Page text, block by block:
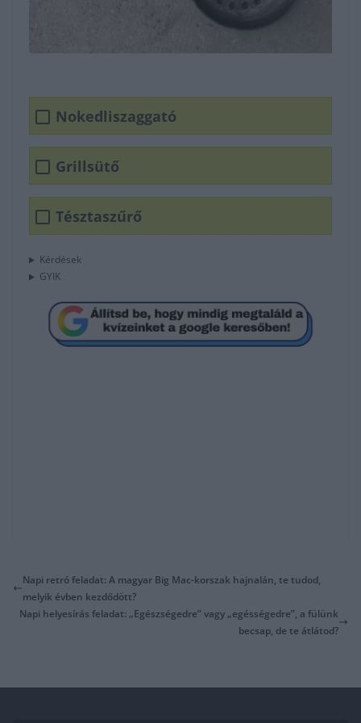
Nokedliszaggató
Grillsütő
Tésztaszűrő
Kérdések
GYIK
Napi retró feladat: A magyar Big Mac-korszak hajnalán, te tudod,
melyik évben kezdődött?
Napi helyesírás feladat: „Egészségedre” vagy „egésségedre”, a fülünk
becsap, de te átlátod?